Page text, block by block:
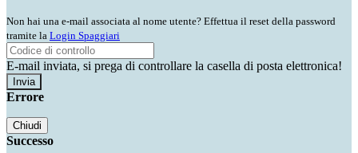
Non hai una e-mail associata al nome utente? Effettua il reset della password
tramite la Login Spaggiari
E-mail inviata, si prega di controllare la casella di posta elettronica!
Errore
Chiudi
Successo